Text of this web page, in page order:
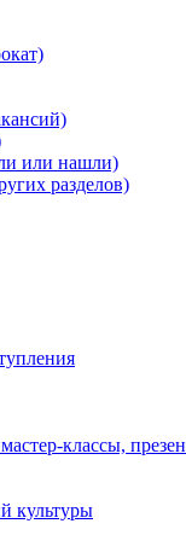
или нашли)
разделов)
классы,
культуры